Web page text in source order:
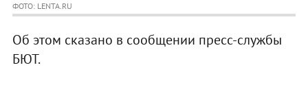
ФОТО: LENTA.RU
Об этом сказано в сообщении пресс-службы
БЮТ.